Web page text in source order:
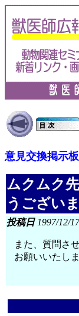
意見交換掲示
ムクムク
うござい
投稿日1997/12/
また、質問さ
お願いいたしま